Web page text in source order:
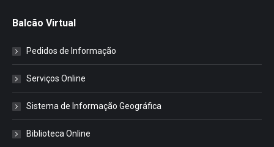
Balcão Virtual
Pedidos de Informação
Serviços Online
Sistema de Informação Geográfica
Biblioteca Online